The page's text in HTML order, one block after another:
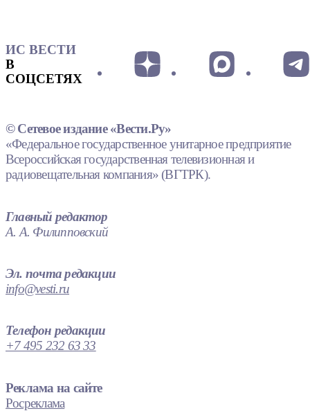
ИС ВЕСТИ
В
СОЦСЕТЯХ
© Сетевое издание «Вести.Ру»
«Федеральное государственное унитарное предприятие
Всероссийская государственная телевизионная и
радиовещательная компания» (ВГТРК).
Главный редактор
А. А. Филипповский
Эл. почта редакции
info@vesti.ru
Телефон редакции
+7 495 232 63 33
Реклама на сайте
Росреклама